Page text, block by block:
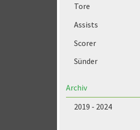
Tore
Assists
Scorer
Sünder
Archiv
2019 - 2024